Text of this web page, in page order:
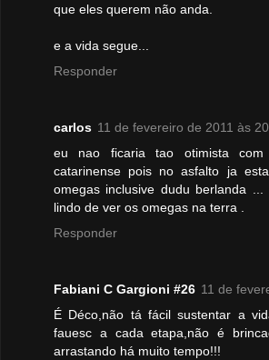
que eles querem não anda.
e a vida segue...
Responder
carlos 11 de fevereiro de 2011 às
eu nao ficaria tao otimista
catarinense pois no asfalto ja
omegas inclusive dudu berlanda
lindo de ver os omegas na terra .
Responder
Fabiani C Gargioni #26 11 de
É Déco,não tá fácil sustentar a
fauesc a cada etapa,não é
arrastando há muito tempo!!!